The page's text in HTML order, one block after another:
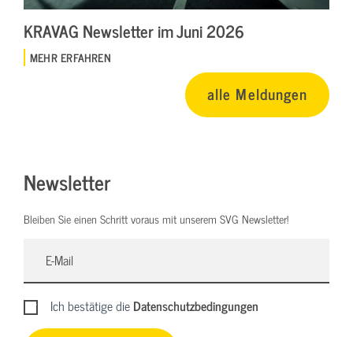
KRAVAG Newsletter im Juni 2026
MEHR ERFAHREN
alle Meldungen
Newsletter
Bleiben Sie einen Schritt voraus mit unserem SVG Newsletter!
Ich bestätige dieDatenschutzbedingungen